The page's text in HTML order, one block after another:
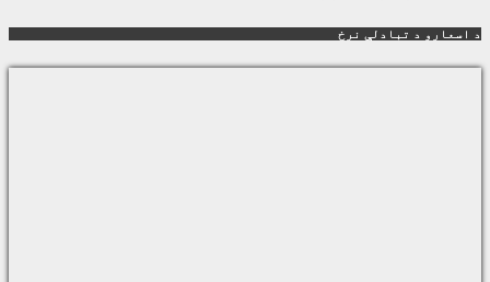
د اسعارو د تبادلې نرخ